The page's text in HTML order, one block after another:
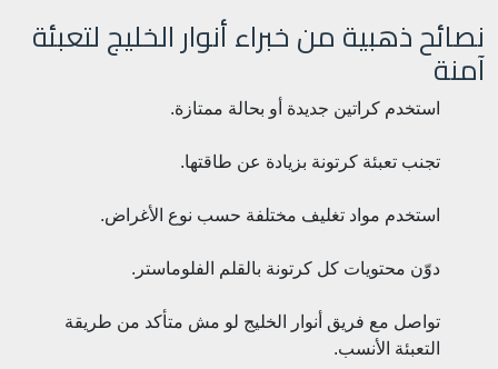
نصائح ذهبية من خبراء أنوار الخليج لتعبئة
آمنة
استخدم كراتين جديدة أو بحالة ممتازة.
تجنب تعبئة كرتونة بزيادة عن طاقتها.
استخدم مواد تغليف مختلفة حسب نوع الأغراض.
دوّن محتويات كل كرتونة بالقلم الفلوماستر.
تواصل مع فريق أنوار الخليج لو مش متأكد من طريقة
التعبئة الأنسب.